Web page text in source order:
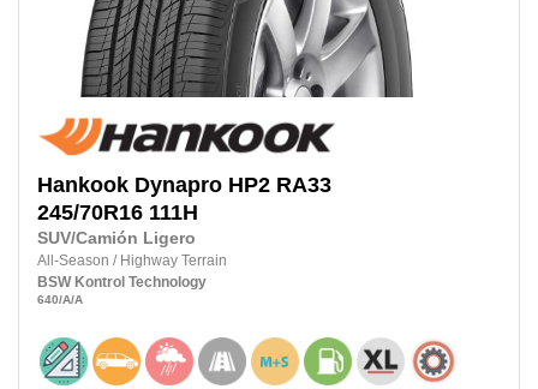
Hankook Dynapro HP2 RA33
245/70R16 111H
SUV/Camión Ligero
All-Season / Highway Terrain
BSW Kontrol Technology
640/A/A